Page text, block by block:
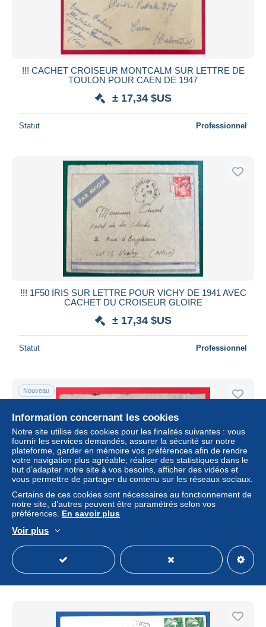
!!! CACHET CROISEUR MONTCALM SUR LETTRE DE
TOULON POUR CAEN DE 1947
± 17,34 $US
Statut Professionnel
!!! 1F50 IRIS SUR LETTRE POUR VICHY DE 1941 AVEC
CACHET DU CROISEUR GLOIRE
± 17,34 $US
Statut Professionnel
Nouveau
!!! 15 FRANCS GANDON SUR LETTRE POUR CAEN
Statut Professionnel
Information concernant les cookies
Notre site utilise des cookies pour les finalités suivantes : vous
fournir les services demandés, assurer la sécurité sur notre
plateforme, garder en mémoire vos préférences afin de rendre
votre navigation plus agréable, réaliser des statistiques dans le
but d’adapter notre site à vos besoins, afficher des vidéos et
vous permettre de partager du contenu sur les réseaux sociaux.
Certains de ces cookies sont nécessaires au fonctionnement de
notre site, d’autres peuvent être paramétrés selon vos
préférences. En savoir plus
Voir plus